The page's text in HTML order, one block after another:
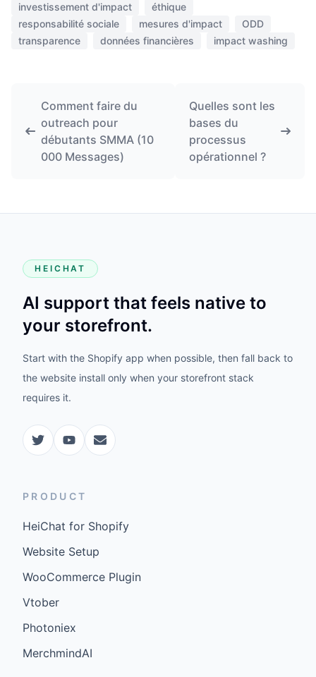
investissement d'impact
éthique
responsabilité sociale
mesures d'impact
ODD
transparence
données financières impact washing
Comment faire du
outreach pour
débutants SMMA (10
000 Messages)
Quelles sont les
bases du
processus
opérationnel ?
HEICHAT
AI support that feels native to
your storefront.
Start with the Shopify app when possible, then fall back to
the website install only when your storefront stack
requires it.
PRODUCT
HeiChat for Shopify
Website Setup
WooCommerce Plugin
Vtober
Photoniex
MerchmindAI